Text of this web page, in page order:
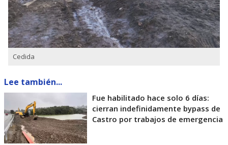
Cedida
Lee también...
Fue habilitado hace solo 6 días:
cierran indefinidamente bypass de
Castro por trabajos de emergencia